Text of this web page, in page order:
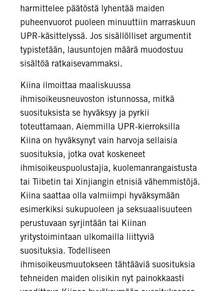
harmittelee päätöstä lyhentää maiden
puheenvuorot puoleen minuuttiin marraskuun
UPR-käsittelyssä. Jos sisällölliset argumentit
typistetään, lausuntojen määrä muodostuu
sisältöä ratkaisevammaksi.
Kiina ilmoittaa maaliskuussa
ihmisoikeusneuvoston istunnossa, mitkä
suosituksista se hyväksyy ja pyrkii
toteuttamaan. Aiemmilla UPR-kierroksilla
Kiina on hyväksynyt vain harvoja sellaisia
suosituksia, jotka ovat koskeneet
ihmisoikeuspuolustajia, kuolemanrangaistusta
tai Tiibetin tai Xinjiangin etnisiä vähemmistöjä.
Kiina saattaa olla valmiimpi hyväksymään
esimerkiksi sukupuoleen ja seksuaalisuuteen
perustuvaan syrjintään tai Kiinan
yritystoimintaan ulkomailla liittyviä
suosituksia. Todelliseen
ihmisoikeusmuutokseen tähtääviä suosituksia
tehneiden maiden olisikin nyt painokkaasti